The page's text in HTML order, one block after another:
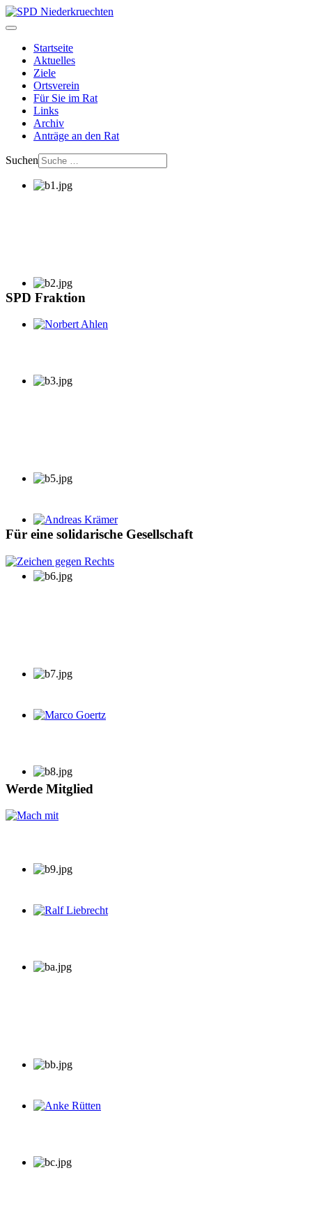
Startseite
Aktuelles
Ziele
Ortsverein
Für Sie im Rat
Links
Archiv
Anträge an den Rat
Suchen
SPD Fraktion
Andreas Krämer
Für eine solidarische Gesellschaft
Werde Mitglied